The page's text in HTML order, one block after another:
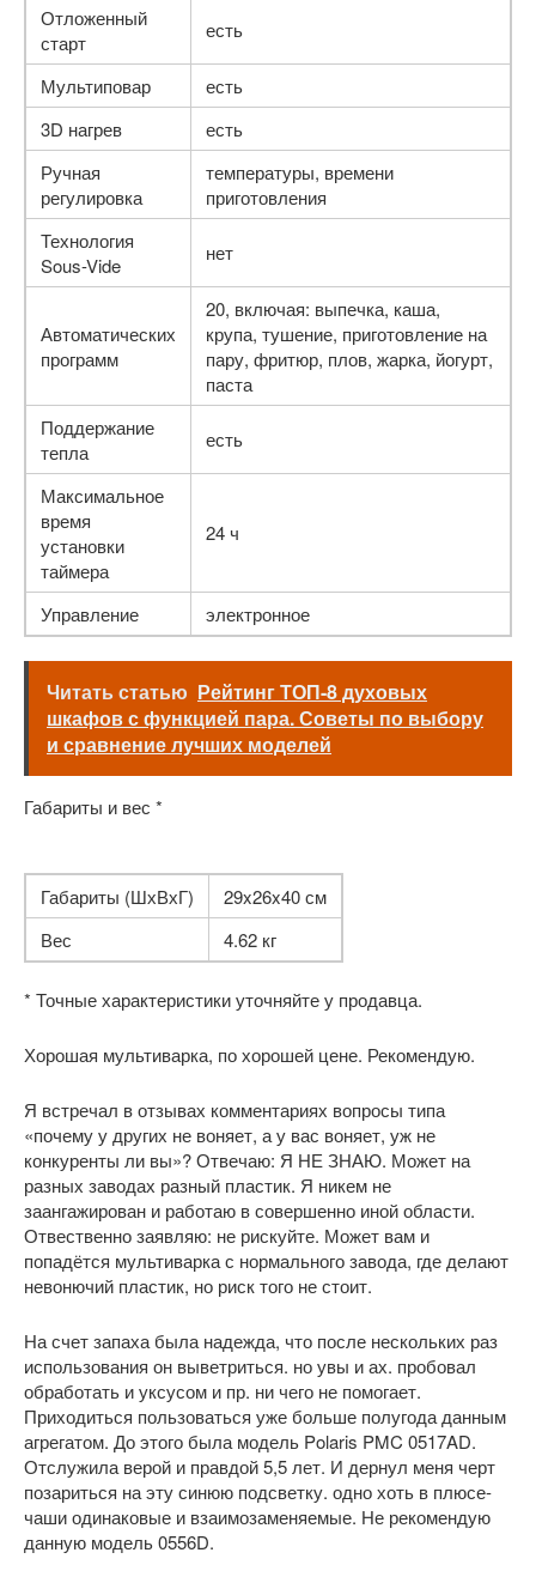
Отложенный
старт
есть
Мультиповар
есть
3D нагрев
есть
Ручная
регулировка
температуры, времени
приготовления
Технология
Sous-Vide
нет
Автоматических
программ
20, включая: выпечка, каша,
крупа, тушение, приготовление на
пару, фритюр, плов, жарка, йогурт,
паста
Поддержание
тепла
есть
Максимальное
время
установки
таймера
24 ч
Управление электронное
Читать статью Рейтинг ТОП-8 духовых
шкафов с функцией пара. Советы по выбору
и сравнение лучших моделей
Габариты и вес *
Габариты (ШхВхГ)
29x26x40 см
Вес
4.62 кг
* Точные характеристики уточняйте у продавца.
Хорошая мультиварка, по хорошей цене. Рекомендую.
Я встречал в отзывах комментариях вопросы типа
«почему у других не воняет, а у вас воняет, уж не
конкуренты ли вы»? Отвечаю: Я НЕ ЗНАЮ. Может на
разных заводах разный пластик. Я никем не
заангажирован и работаю в совершенно иной области.
Отвественно заявляю: не рискуйте. Может вам и
попадётся мультиварка с нормального завода, где делают
невонючий пластик, но риск того не стоит.
На счет запаха была надежда, что после нескольких раз
использования он выветриться. но увы и ах. пробовал
обработать и уксусом и пр. ни чего не помогает.
Приходиться пользоваться уже больше полугода данным
агрегатом. До этого была модель Polaris PMC 0517AD.
Отслужила верой и правдой 5,5 лет. И дернул меня черт
позариться на эту синюю подсветку. одно хоть в плюсе-
чаши одинаковые и взаимозаменяемые. Не рекомендую
данную модель 0556D.